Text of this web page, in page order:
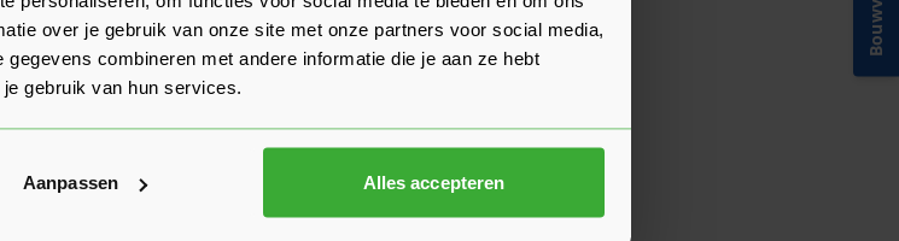
over je gebruik van onze site met onze partners voor social media,
combineren met andere informatie die je aan ze hebt
gebruik van hun services.
Aanpassen Alles accepteren